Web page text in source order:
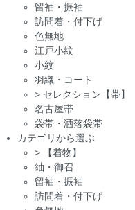
留袖・振袖
訪問着・付下げ
色無地
江戸小紋
小紋
羽織・コート
> セレクション【帯】
名古屋帯
袋帯・洒落袋帯
カテゴリから選ぶ
>
【着物】
紬・御召
留袖・振袖
訪問着・付下げ